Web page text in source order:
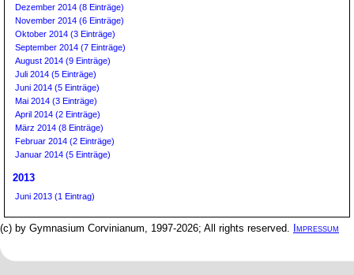
Dezember 2014 (8 Einträge)
November 2014 (6 Einträge)
Oktober 2014 (3 Einträge)
September 2014 (7 Einträge)
August 2014 (9 Einträge)
Juli 2014 (5 Einträge)
Juni 2014 (5 Einträge)
Mai 2014 (3 Einträge)
April 2014 (2 Einträge)
März 2014 (8 Einträge)
Februar 2014 (2 Einträge)
Januar 2014 (5 Einträge)
2013
Juni 2013 (1 Eintrag)
(c) by Gymnasium Corvinianum, 1997-2026; All rights reserved. Impressum